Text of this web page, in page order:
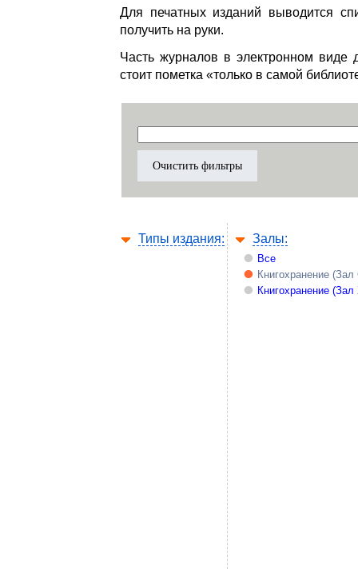
Для печатных изданий выводится
получить на руки.
Часть журналов в электронном виде
стоит пометка «только в самой
Типы издания: Залы:
Все
Книгохранение
Книгохранение